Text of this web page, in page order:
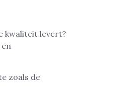
kwaliteit levert?
zoals de